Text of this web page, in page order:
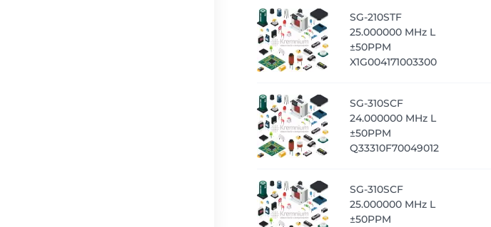
SG-210STF
25.000000 MHz L
±50PPM
X1G004171003300
SG-310SCF
24.000000 MHz L
±50PPM
Q33310F70049012
SG-310SCF
25.000000 MHz L
±50PPM